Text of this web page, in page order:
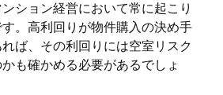
ション経営において常に起こり
。高利回りが物件購入の決め手
ば、その利回りには空室リスク
も確かめる必要があるでしょ